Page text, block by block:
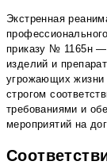
Экстренная
приказу № 1165н —
изделий и
угрожающих жизни
строгом
требованиями и
мероприятий на